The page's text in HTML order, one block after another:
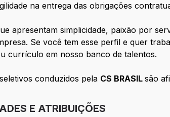
na entrega das obrigações
apresentam simplicidade, paixão por
Se você tem esse perfil e quer
currículo em nosso banco de talentos.
conduzidos pela CS BRASILsão
E ATRIBUIÇÕES